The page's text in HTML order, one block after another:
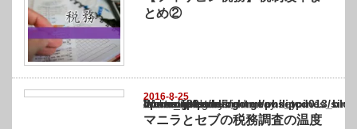
とめ②
2016-8-25
Warning
: Undefined array key "show_category" in
/home/netst/kuno-cpa.co.jp/public_html/philippines_blog/wp-content/themes/
on line183
マニラとセブの税務調査の温度